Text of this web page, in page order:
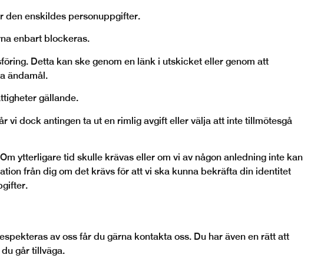
den enskildes personuppgifter.
enbart blockeras.
Detta kan ske genom en länk i utskicket eller genom att
ändamål.
gällande.
dock antingen ta ut en rimlig avgift eller välja att inte tillmötesgå
ytterligare tid skulle krävas eller om vi av någon anledning inte kan
från dig om det krävs för att vi ska kunna bekräfta din identitet
av oss får du gärna kontakta oss. Du har även en rätt att
går tillväga.